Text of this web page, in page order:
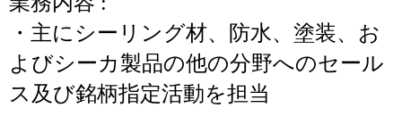
・主にシーリング材、防水、塗装、お
よびシーカ製品の他の分野へのセール
ス及び銘柄指定活動を担当